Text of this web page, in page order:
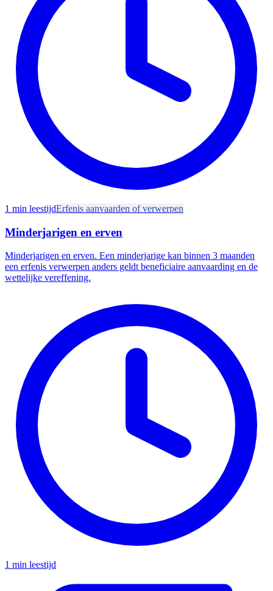
1 min leestijdErfenis aanvaarden of verwerpen
Minderjarigen en erven
Minderjarigen en erven. Een minderjarige kan binnen 3 maanden
een erfenis verwerpen anders geldt beneficiaire aanvaarding en de
wettelijke vereffening.
1 min leestijd